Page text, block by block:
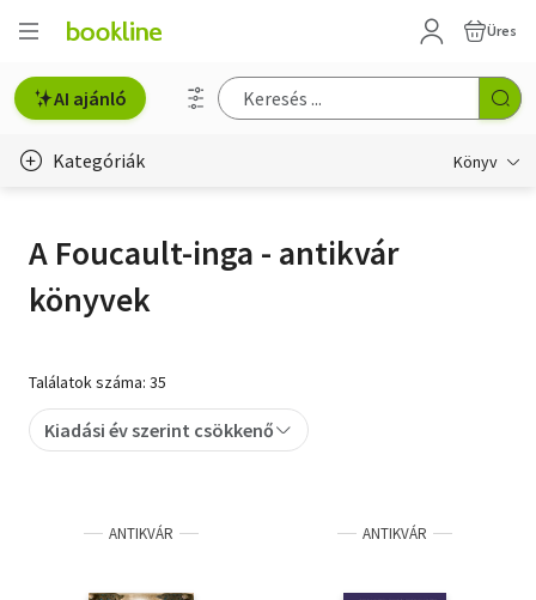
Üres
AI ajánló
Kategóriák Könyv
Erotika
Gyermek- és ifjúsági
Hobbi, szabadidő
Irodalom
Szakkönyv
A Foucault-inga - antikvár
könyvek
Találatok száma: 35
Kiadási év szerint csökkenő
ANTIKVÁR ANTIKVÁR